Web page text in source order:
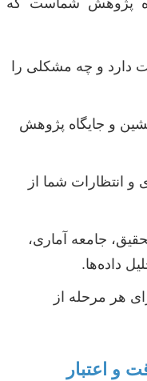
دارد و چه مشکلی را
و جایگاه پژوهش
و انتظارات شما از
جامعه آماری،
داده‌ها.
هر مرحله از
و اعتبار